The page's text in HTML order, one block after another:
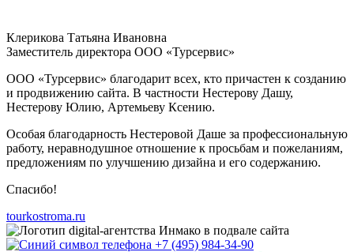
Клерикова Татьяна Ивановна
Заместитель директора ООО «Турсервис»
ООО «Турсервис» благодарит всех, кто причастен к созданию
и продвижению сайта. В частности Нестерову Дашу,
Нестерову Юлию, Артемьеву Ксению.
Особая благодарность Нестеровой Даше за профессиональную
работу, неравнодушное отношение к просьбам и пожеланиям,
предложениям по улучшению дизайна и его содержанию.
Спасибо!
tourkostroma.ru
+7 (495) 984-34-90